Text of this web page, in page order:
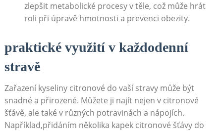
‍zlepšit metabolické procesy ⁤v těle, což‍ může hrát
roli‌ při ‍úpravě hmotnosti a prevenci obezity.
praktické využití v každodenní
stravě
Zařazení kyseliny citronové ⁤do vaší stravy může být
⁢snadné‍ a přirozené. Můžete ji najít‍ nejen v citronové
šťávě, ale⁤ také v různých potravinách⁢ a nápojích.
Například,přidáním​ několika kapek ⁤citronové⁢ šťávy do